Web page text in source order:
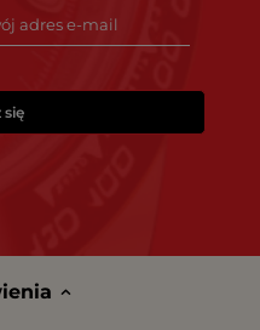
się